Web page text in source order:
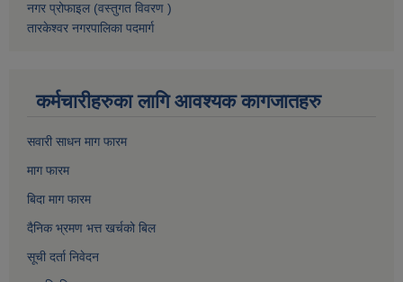
नगर प्रोफाइल (वस्तुगत विवरण )
तारकेश्वर नगरपालिका पदमार्ग
कर्मचारीहरुका लागि आवश्यक कागजातहरु
सवारी साधन माग फारम
माग फारम
बिदा माग फारम
दैनिक भ्रमण भत्त खर्चको बिल
सूची दर्ता निवेदन